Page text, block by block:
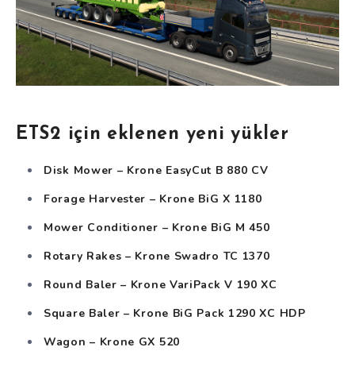
ETS2 için eklenen yeni yükler
Disk Mower – Krone EasyCut B 880 CV
Forage Harvester – Krone BiG X 1180
Mower Conditioner – Krone BiG M 450
Rotary Rakes – Krone Swadro TC 1370
Round Baler – Krone VariPack V 190 XC
Square Baler – Krone BiG Pack 1290 XC HDP
Wagon – Krone GX 520